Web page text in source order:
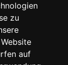
zu
auf